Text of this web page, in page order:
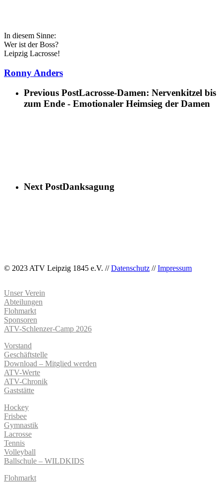
In diesem Sinne:
Wer ist der Boss?
Leipzig Lacrosse!
Ronny Anders
Previous PostLacrosse-Damen: Nervenkitzel bis
zum Ende - Emotionaler Heimsieg der Damen
Next PostDanksagung
© 2023 ATV Leipzig 1845 e.V. //Datenschutz //Impressum
Unser Verein
Abteilungen
Flohmarkt
Sponsoren
ATV-Schlenzer-Camp 2026
Vorstand
Geschäftstelle
Download – Mitglied werden
ATV-Werte
ATV-Chronik
Gaststätte
Hockey
Frisbee
Gymnastik
Lacrosse
Tennis
Volleyball
Ballschule – WILDKIDS
Flohmarkt